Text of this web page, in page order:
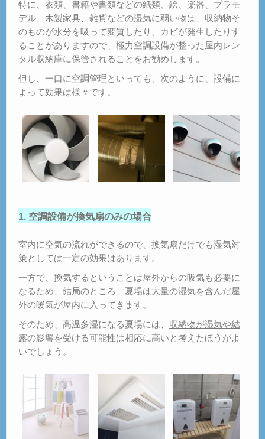
特に、衣類、書籍や書類などの紙類、絵、楽器、プラモ
デル、木製家具、雑貨などの湿気に弱い物は、収納物そ
のものが水分を吸って変質したり、カビが発生したりす
ることがありますので、極力空調設備が整った屋内レン
タル収納庫に保管されることをお勧めします。
但し、一口に空調管理といっても、次のように、設備に
よって効果は様々です。
1. 空調設備が換気扇のみの場合
室内に空気の流れができるので、換気扇だけでも湿気対
策としては一定の効果はあります。
一方で、換気するということは屋外からの吸気も必要に
なるため、結局のところ、夏場は大量の湿気を含んだ屋
外の暖気が屋内に入ってきます。
そのため、高温多湿になる夏場には、 収納物が湿気や結
露の影響を受ける可能性は相応に高いと考えたほうがよ
いでしょう。